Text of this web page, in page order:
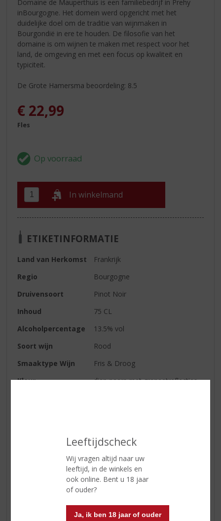
Leeftijdscheck
Wij vragen altijd naar uw
leeftijd, in de winkels en
ook online. Bent u 18 jaar
of ouder?
Ja, ik ben 18 jaar of ouder
Domaine de Mauperthuis is een familiebedrijf in Prehy
inBourgogne. Het domein werd opgericht met het
duidelijke doel om de traditie van wijnmaken in
Bourgondië in ere te houden. De filosofie van het
domaine is om wijnen te maken met respect voor het
land, de omgeving en met een focus op kwaliteit en
typiciteit.
De Grote Hamersma beoordeling: 8.5
€ 22,99
Fles
In winkelmand
ETIKETINFORMATIE
Land van Herkomst
Frankrijk
Regio
Bourgogne
Druivensoort
Pinot Noir
Inhoud
75 CL
Alcoholpercentage
13.5% vol
Soort wijn
Rood
Smaaktype Wijn
Fris & Droog
Kleur
diep paars met granaatreflecties
in de mond smelten de tannines
en maken plaats voor een stevige
en fluweelzachte structuur met
frisheid aan het einde
lekker bij delicate gerechten zoals
vleespasteien, gevogelte of zelfs
een stoofpot. Het past ook
perfect bij gekookte kazen.